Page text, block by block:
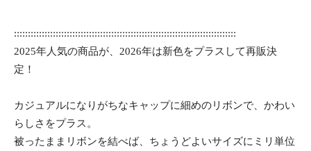
::::::::::::::::::::::::::::::::::::::::::::::::::::::::::::::::::::::::::::::::
2025年人気の商品が、2026年は新色をプラスして再販決
定！
カジュアルになりがちなキャップに細めのリボンで、かわい
らしさをプラス。
被ったままリボンを結べば、ちょうどよいサイズにミリ単位